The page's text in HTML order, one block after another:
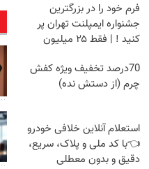
فرم خود را در بزرگترین
جشنواره ایمپلنت تهران پر
کنید ! | فقط ۲۵ میلیون
70درصد تخفیف ویژه کفش
چرم (از دستش نده)
استعلام آنلاین خلافی خودرو
👈با کد ملی و پلاک، سریع،
دقیق و بدون معطلی